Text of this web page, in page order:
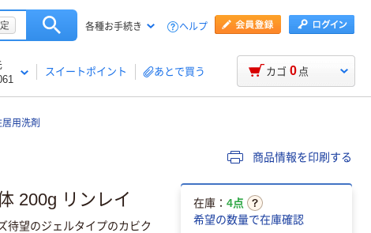
各種お手続き ヘルプ
スイートポイント あとで買う カゴ 0 点
用洗剤
商品情報を印刷する
200g リンレイ
待望のジェルタイプのカビク
在庫： 4点
希望の数量で在庫確認